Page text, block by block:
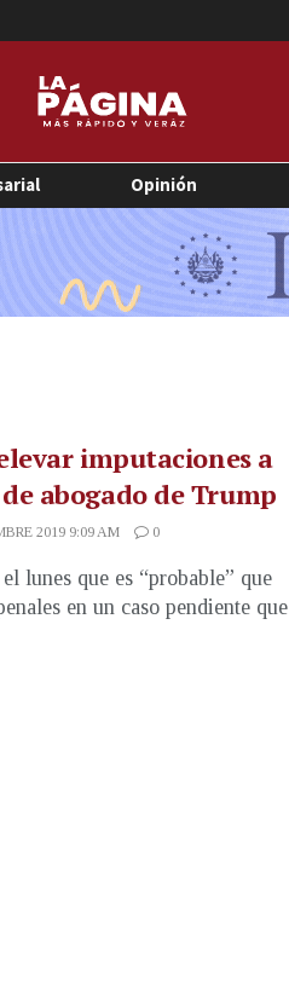
Opinión
imputaciones a
abogado de Trump
2019 9:09 AM 0
lunes que es “probable” que
en un caso pendiente que